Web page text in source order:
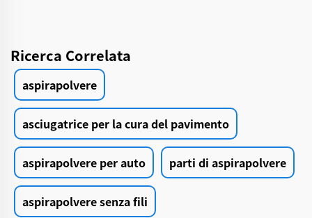
Ricerca Correlata
aspirapolvere
asciugatrice per la cura del pavimento
aspirapolvere per auto parti di aspirapolvere
aspirapolvere senza fili